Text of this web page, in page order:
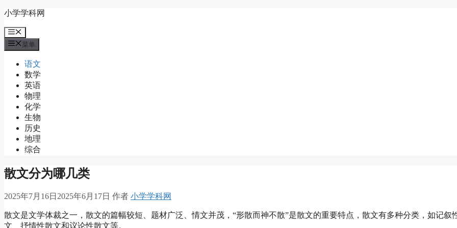
跳
内
容
小学学科网
菜
单
菜单
语文
数学
英语
物理
化学
生物
历史
地理
综合
散文分为哪几类
2025年7月16日 2025年6月17日 作者 小学学科网
散文是文学体裁之一，散文的篇幅较短、题材广泛、情文并茂，“形散而神不散”是散文的重要特点，散文有多种分类，如记叙
文、抒情性散文和议论性散文等。